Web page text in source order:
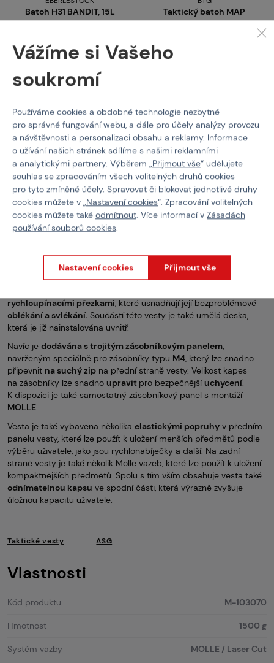
Popis
PC01je nosič plátů, který svému nositeli poskytuje jakpohodlné
nošení, tak
taktickou výhodua zároveň je plně otevřený široké
škále příslušenství a
možností přizpůsobení.
extrémně odolnýa ideální pro dlouhodobé používání. Její
vnitřní podšívku tvoříprodyšnásíťovina, která pomáhá
hromadění tepla, a proto umožňuje uživateli zůstat déle
rychloupínacími přezkami , které usnadňují její bezproblémové
oblékání a svlékání. Součástí této vesty je také umělá deska,
která je již nainstalována uvnitř.
Navíc je dodávána s trojitým zásobníkovým panelem,
navrženým speciálně pro zásobníky typu M4, který lze snadno
připevnit na suchý zip na přední straně vesty. Velikost kapes
na zásobníky lze snadno upravit pro bezpečnějšíuchycení.
K dispozici je také samostatný zásobníkový panel s montáží
MOLLE.
Vesta je také vybavena několika elastickými popruhy v předním
panelu vesty, které lze použít k uložení menších předmětů podle
výběru uživatele, jako jsou rychlonabíječky a další. Na zadní
straně vesty je také několik Molle vazeb, které lze použít k uložení
kompaktnějších předmětů. Spolu s tím vším obsahuje vesta také
odnímatelnou kapsu ve spodní části, která výrazně zvyšuje
úložnou kapacitu uživatele.
Taktické vesty ASG
Vlastnosti
Kód produktu M-103070
Hmotnost 1500 g
Systém vazby MOLLE / Laser Cut
Batoh H31 BANDIT, 15L
od4 650 Kč
Taktický batoh MAP
Vážíme si Vašeho
soukromí
Používáme cookies a obdobné technologie nezbytné
pro správné fungování webu, a dále pro účely analýzy provozu
a návštěvnosti a personalizaci obsahu a reklamy. Informace
o užívání našich stránek sdílíme s našimi reklamními
a analytickými partnery. Výběrem „Přijmout vše“ udělujete
souhlas se zpracováním všech volitelných druhů cookies
pro tyto zmíněné účely. Spravovat či blokovat jednotlivé druhy
cookies můžete v „Nastavení cookies“. Zpracování volitelných
cookies můžete také odmítnout. Více informací v Zásadách
používání souborů cookies.
Nastavení cookies Přijmout vše